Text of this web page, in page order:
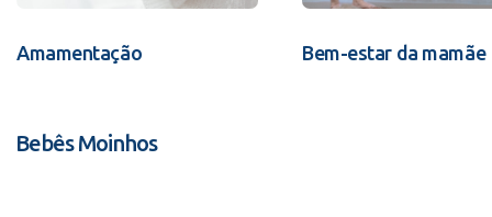
Amamentação Bem-estar da mamãe
Bebês Moinhos